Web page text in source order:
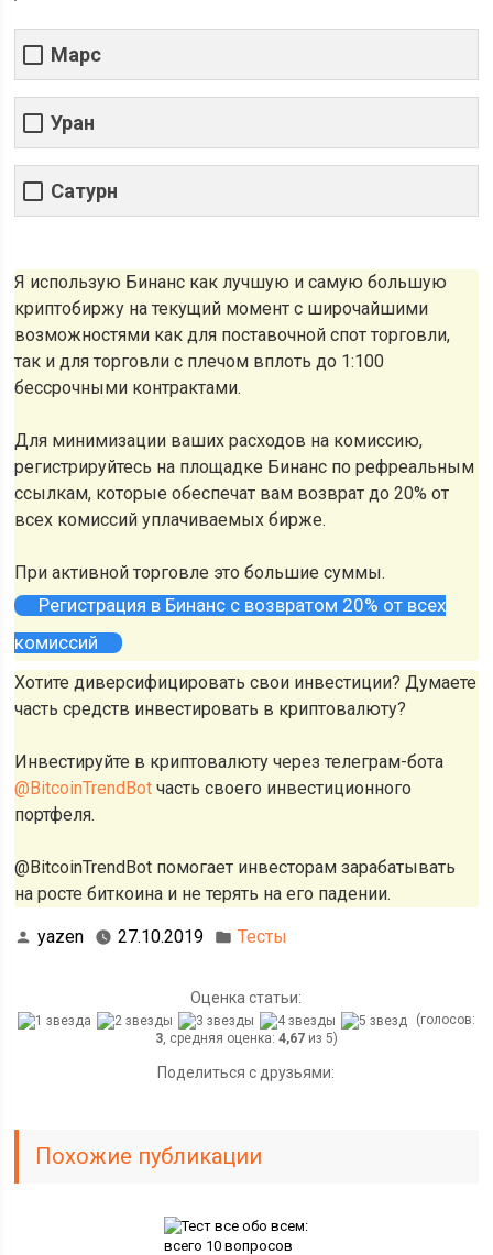
Марс
Уран
Сатурн
Я использую Бинанс как лучшую и самую большую
криптобиржу на текущий момент с широчайшими
возможностями как для поставочной спот торговли,
так и для торговли с плечом вплоть до 1:100
бессрочными контрактами.
Для минимизации ваших расходов на комиссию,
регистрируйтесь на площадке Бинанс по рефреальным
ссылкам, которые обеспечат вам возврат до 20% от
всех комиссий уплачиваемых бирже.
При активной торговле это большие суммы.
Регистрация в Бинанс с возвратом 20% от всех
комиссий
Хотите диверсифицировать свои инвестиции? Думаете
часть средств инвестировать в криптовалюту?
Инвестируйте в криптовалюту через телеграм-бота
@BitcoinTrendBot часть своего инвестиционного
портфеля.
@BitcoinTrendBot помогает инвесторам зарабатывать
на росте биткоина и не терять на его падении.
yazen 27.10.2019 Тесты
Оценка статьи:
(голосов:
3, средняя оценка: 4,67из 5)
Поделиться с друзьями:
Похожие публикации